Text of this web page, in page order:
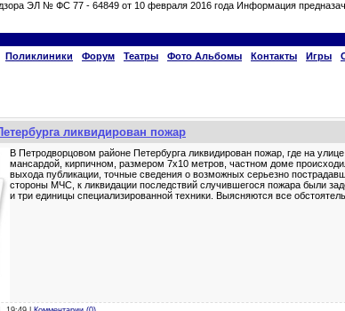
ЭЛ № ФС 77 - 64849 от 10 февраля 2016 года Информация
Поликлиники Форум Театры Фото Альбомы Контакты Игры
ликвидирован пожар
В Петродворцовом районе Петербурга ликвидирован пожар, где на
мансардой, кирпичном, размером 7х10 метров, частном доме
выхода публикации, точные сведения о возможных серьезно
стороны МЧС, к ликвидации последствий случившегося пожара были
и три единицы специализированной техники. Выясняются все